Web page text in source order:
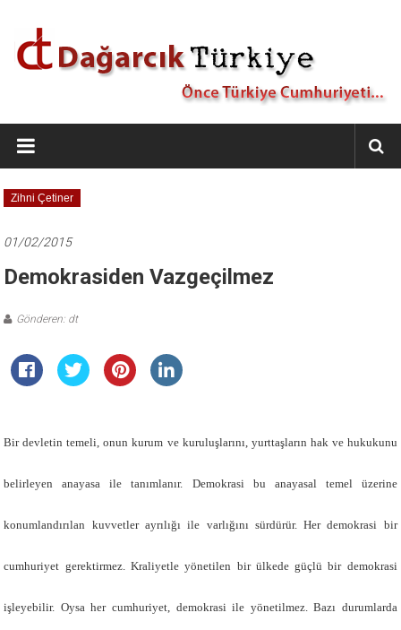
Dağarcık
Türkiye
Önce
Türkiye
Zihni Çetiner
01/02/2015
Demokrasiden Vazgeçilmez
Gönderen: dt
Bir devletin temeli, onun kurum ve kuruluşlarını, yurttaşların hak ve hukukunu
belirleyen anayasa ile tanımlanır. Demokrasi bu anayasal temel üzerine
konumlandırılan kuvvetler ayrılığı ile varlığını sürdürür. Her demokrasi bir
cumhuriyet gerektirmez. Kraliyetle yönetilen bir ülkede güçlü bir demokrasi
işleyebilir. Oysa her cumhuriyet, demokrasi ile yönetilmez. Bazı durumlarda